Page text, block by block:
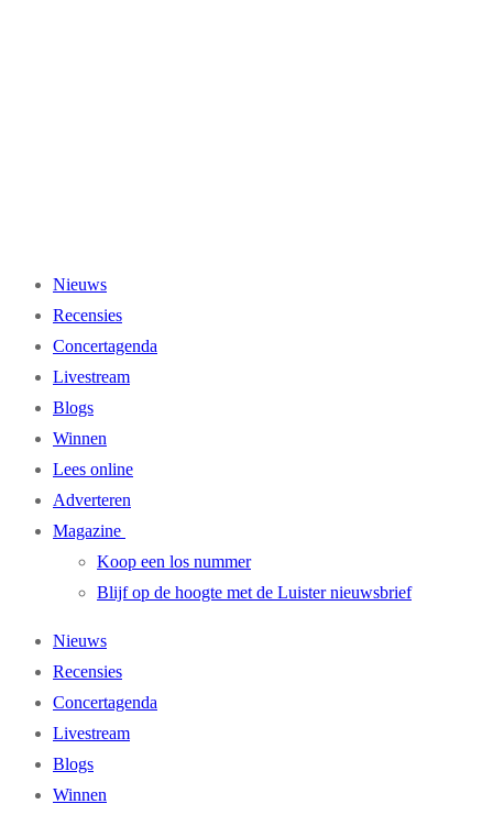
Nieuws
Recensies
Concertagenda
Livestream
Blogs
Winnen
Lees online
Adverteren
Magazine
Koop een los nummer
Blijf op de hoogte met de Luister nieuwsbrief
Nieuws
Recensies
Concertagenda
Livestream
Blogs
Winnen